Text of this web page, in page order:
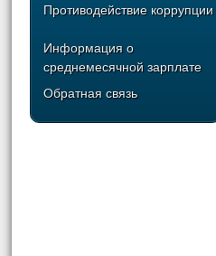
Противодействие коррупции
Информация о
среднемесячной зарплате
Обратная связь